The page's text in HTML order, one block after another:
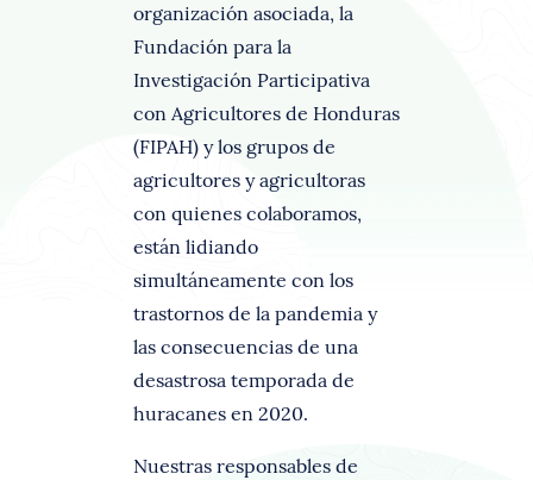
organización asociada, la
Fundación para la
Investigación Participativa
con Agricultores de Honduras
(FIPAH) y los grupos de
agricultores y agricultoras
con quienes colaboramos,
están lidiando
simultáneamente con los
trastornos de la pandemia y
las consecuencias de una
desastrosa temporada de
huracanes en 2020.
Nuestras responsables de